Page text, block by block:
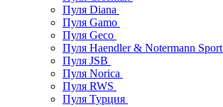
Пуля Diana
Пуля Gamo
Пуля Geco
Пуля Haendler & Notermann Sport
Пуля JSB
Пуля Norica
Пуля RWS
Пуля Турция